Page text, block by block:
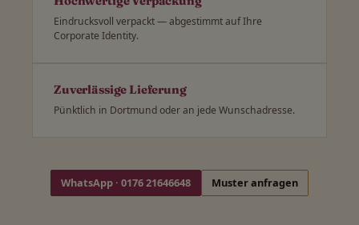
Eindrucksvoll verpackt — abgestimmt auf Ihre
Corporate Identity.
Zuverlässige Lieferung
Pünktlich in Dortmund oder an jede Wunschadresse.
WhatsApp · 0176 21646648 Muster anfragen